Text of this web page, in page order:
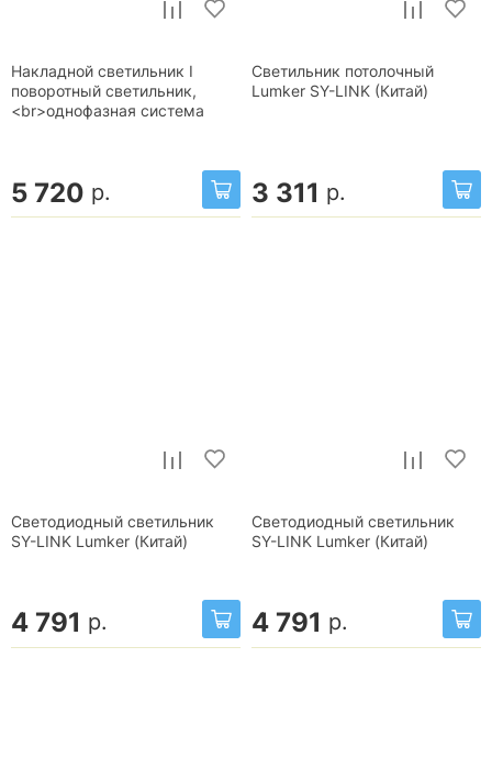
Накладной светильник I
поворотный светильник,
<br>однофазная система
5 720 р.
Светильник потолочный
Lumker SY-LINK (Китай)
3 311 р.
Светодиодный светильник
SY-LINK Lumker (Китай)
4 791 р.
Светодиодный светильник
SY-LINK Lumker (Китай)
4 791 р.